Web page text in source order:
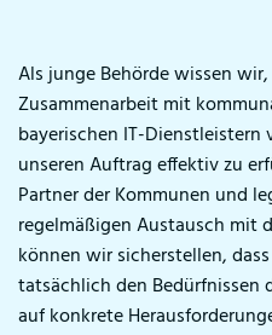
Als junge Behörde wissen
Zusammenarbeit mit
bayerischen IT-
unseren Auftrag effektiv zu
Partner der Kommunen und
regelmäßigen Austausch mit
können wir sicherstellen,
tatsächlich den
auf konkrete